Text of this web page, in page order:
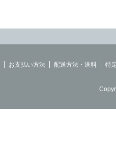
お支払い方法 配送方法・送料 特